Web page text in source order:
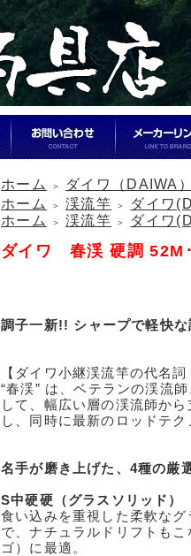
ホーム ＞ ダイワ（DAIWA）
ホーム
＞ 渓流竿 ＞ ダイワ
ホーム
＞ 渓流竿 ＞ ダイワ
ダイワ 春渓 硬調 52M
調子一新!! シャープで軽快な
【ダイワ小継渓流竿の代名詞
“春渓” は、ベテランの渓流
して、幅広い層の渓流師か
し、同時に最新のロッドテ
名手が磨き上げた、4種の厳
S中硬硬（グラスソリッド）
食い込みを重視した柔軟な
で、ナチュラルドリフトも
ゴ）に最適。